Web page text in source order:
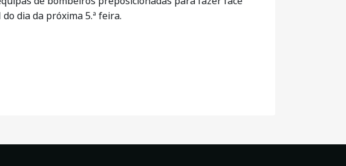
dia da próxima 5.ª feira.